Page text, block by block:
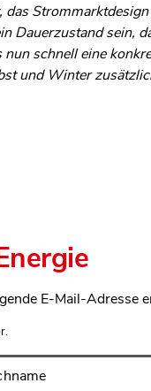
das Strommarktdesign
Dauerzustand sein,
schnell eine
und Winter
E-Mail-Adresse